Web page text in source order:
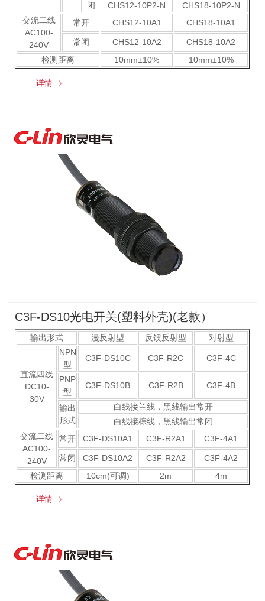
闭
CHS12-10P2-N
CHS18-10P2-N
交流二线
AC100-
240V
常开 CHS12-10A1 CHS18-10A1
常闭 CHS12-10A2
CHS18-10A2
检测距离
10mm±10% 10mm±10%
详情 》
C3F-DS10光电开关(塑料外壳)(老款）
输出形式 漫反射型 反馈反射型 对射型
直流四线
DC10-
30V
NPN
型
C3F-DS10C C3F-R2C C3F-4C
PNP
型
C3F-DS10B C3F-R2B C3F-4B
输出
形式
白线接兰线，黑线输出常开
白线接棕线，黑线输出常闭
交流二线
AC100-
240V
常开 C3F-DS10A1 C3F-R2A1 C3F-4A1
常闭 C3F-DS10A2 C3F-R2A2
C3F-4A2
检测距离
10cm(可调) 2m 4m
详情 》